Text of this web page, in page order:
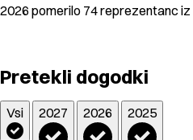
2026 pomerilo 74 reprezentanc
Pretekli dogodki
Vsi 2027 2026 2025